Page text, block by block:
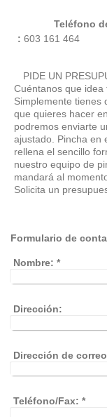
Teléfono de
: 603 161 464
PIDE UN
Cuéntanos que
Simplemente tienes
que quieres hacer
podremos enviarte
ajustado. Pincha en
rellena el sencillo
nuestro equipo de
mandará al
Solicita un
Formulario de
Nombre: *
Dirección:
Dirección de
Teléfono/Fax: *